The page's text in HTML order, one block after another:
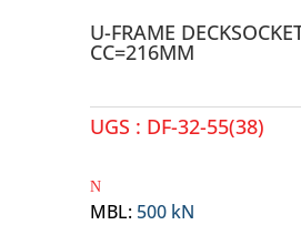
U-FRAME
CC=216MM
UGS : DF-32-55(38)
MBL: 500 kN